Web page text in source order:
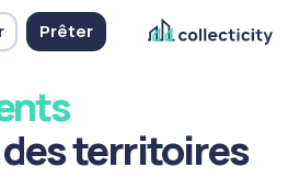
Prêter
territoires